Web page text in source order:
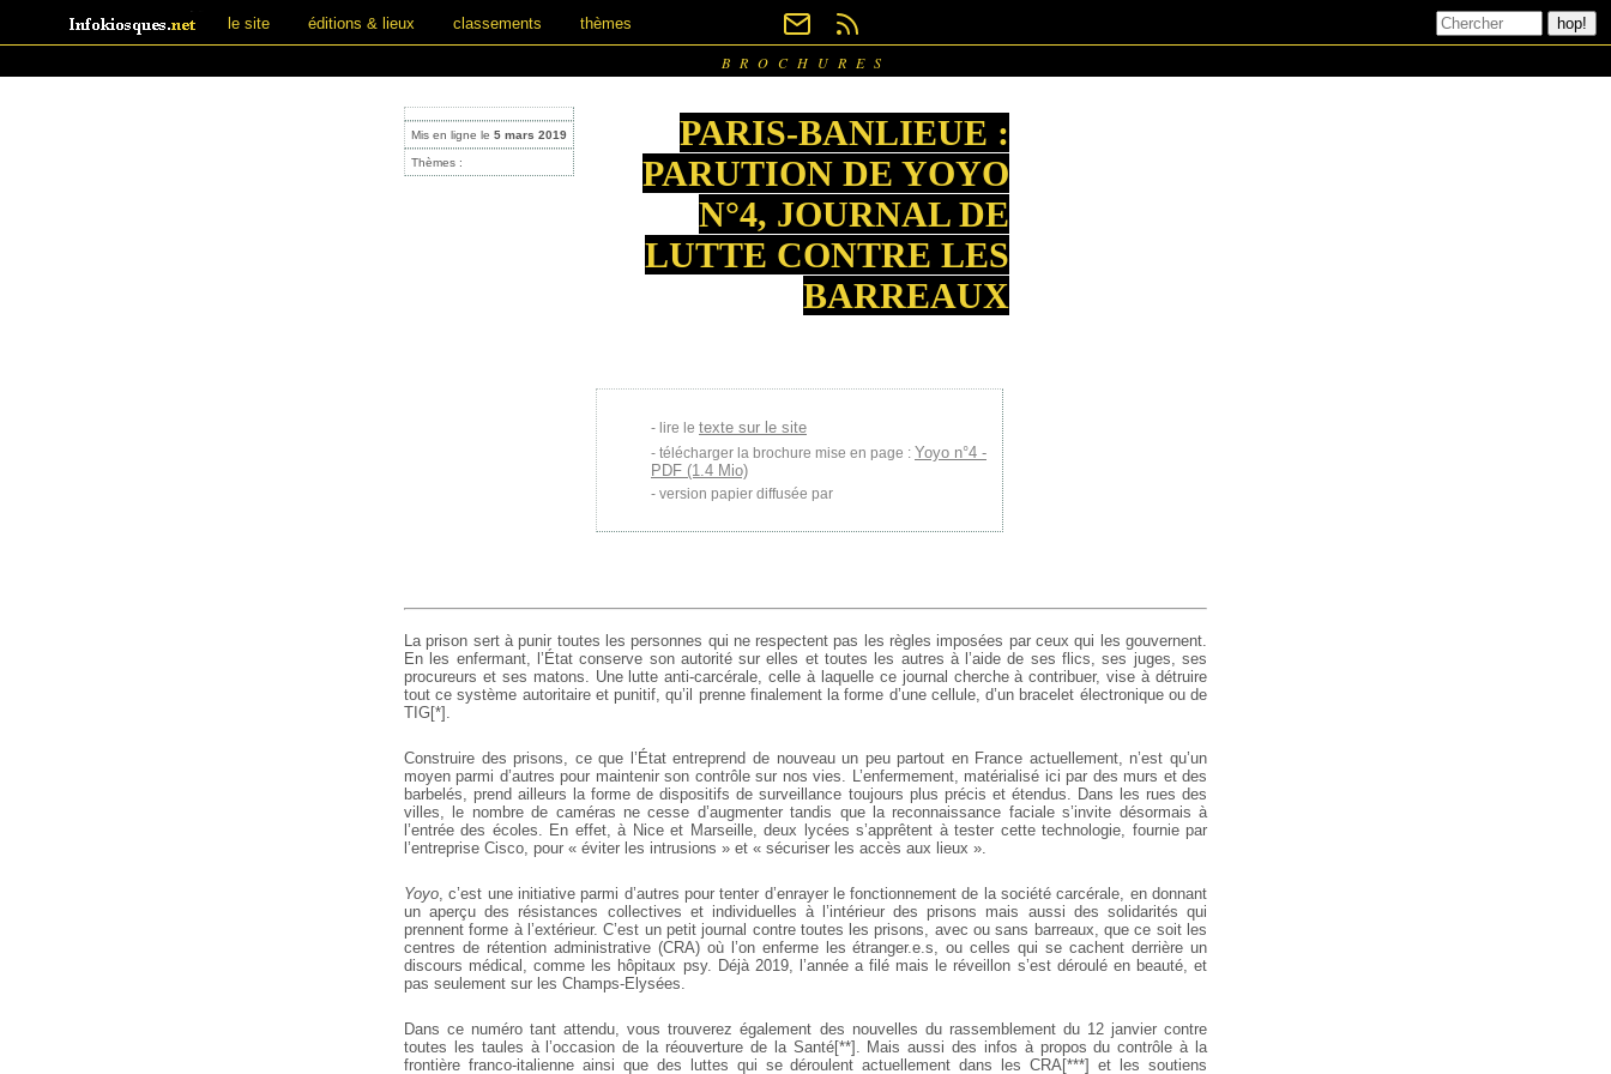
le site éditions & lieux classements thèmes
BROCHURES
Mis en ligne le 5 mars 2019
Thèmes :
PARIS-BANLIEUE :
PARUTION DE YOYO
N°4, JOURNAL DE
LUTTE CONTRE LES
BARREAUX
lire le texte sur le site
télécharger la brochure mise en page : Yoyo n°4 -
PDF (1.4 Mio)
version papier diffusée par
La prison sert à punir toutes les personnes qui ne respectent pas les règles imposées par ceux qui les gouvernent.
En les enfermant, l’État conserve son autorité sur elles et toutes les autres à l’aide de ses flics, ses juges, ses
procureurs et ses matons. Une lutte anti-carcérale, celle à laquelle ce journal cherche à contribuer, vise à détruire
tout ce système autoritaire et punitif, qu’il prenne finalement la forme d’une cellule, d’un bracelet électronique ou de
TIG[*].
Construire des prisons, ce que l’État entreprend de nouveau un peu partout en France actuellement, n’est qu’un
moyen parmi d’autres pour maintenir son contrôle sur nos vies. L’enfermement, matérialisé ici par des murs et des
barbelés, prend ailleurs la forme de dispositifs de surveillance toujours plus précis et étendus. Dans les rues des
villes, le nombre de caméras ne cesse d’augmenter tandis que la reconnaissance faciale s’invite désormais à
l’entrée des écoles. En effet, à Nice et Marseille, deux lycées s’apprêtent à tester cette technologie, fournie par
l’entreprise Cisco, pour « éviter les intrusions » et « sécuriser les accès aux lieux ».
Yoyo, c’est une initiative parmi d’autres pour tenter d’enrayer le fonctionnement de la société carcérale, en donnant
un aperçu des résistances collectives et individuelles à l’intérieur des prisons mais aussi des solidarités qui
prennent forme à l’extérieur. C’est un petit journal contre toutes les prisons, avec ou sans barreaux, que ce soit les
centres de rétention administrative (CRA) où l’on enferme les étranger.e.s, ou celles qui se cachent derrière un
discours médical, comme les hôpitaux psy. Déjà 2019, l’année a filé mais le réveillon s’est déroulé en beauté, et
pas seulement sur les Champs-Elysées.
Dans ce numéro tant attendu, vous trouverez également des nouvelles du rassemblement du 12 janvier contre
toutes les taules à l’occasion de la réouverture de la Santé[**]. Mais aussi des infos à propos du contrôle à la
frontière franco-italienne ainsi que des luttes qui se déroulent actuellement dans les CRA[***] et les soutiens